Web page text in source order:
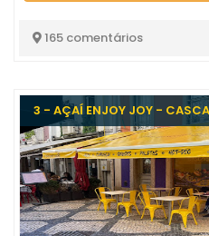
165 comentários
3 - AÇAÍ ENJOY JOY -